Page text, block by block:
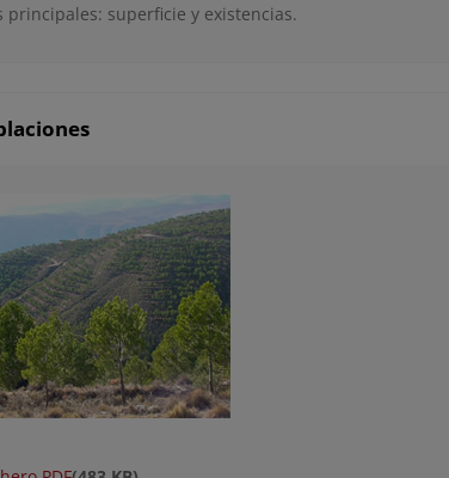
principales: superficie y existencias.